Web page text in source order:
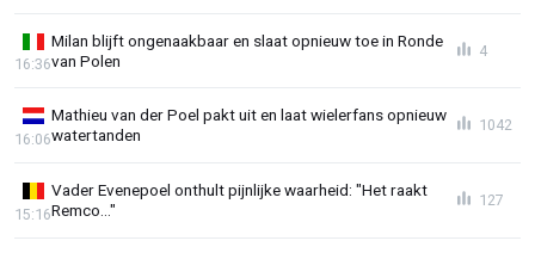
Milan blijft ongenaakbaar en slaat opnieuw toe in Ronde
van Polen
16:36
4
Mathieu van der Poel pakt uit en laat wielerfans opnieuw
watertanden
16:06
1042
Vader Evenepoel onthult pijnlijke waarheid: "Het raakt
Remco..."
15:16
127